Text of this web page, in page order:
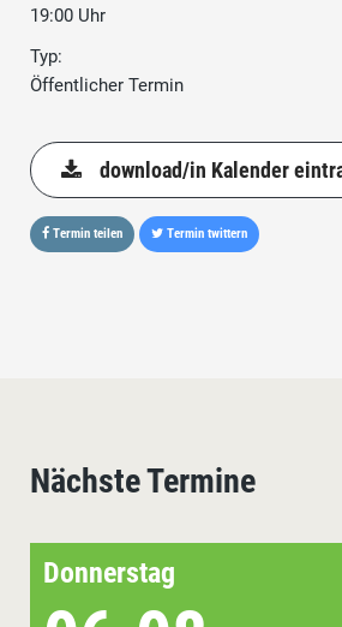
19:00 Uhr
Typ:
Öffentlicher Termin
download/in Kalender
Termin teilen Termin twittern
Nächste Termine
Donnerstag